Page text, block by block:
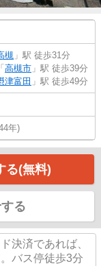
槻 」駅 徒歩31分
「 高槻市 」駅 徒歩39分
津富田 」駅 徒歩49分
年)
る(無料)
る
決済であれば、
バス停徒歩3分